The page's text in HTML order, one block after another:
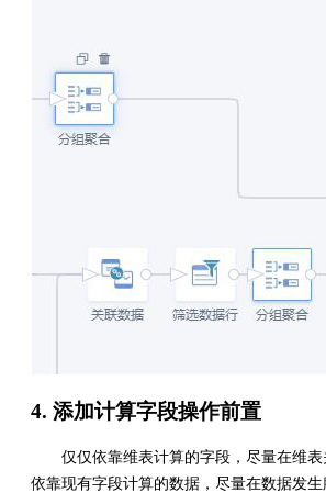
4. 添加计算字段操作前置
仅仅依靠维表计算的字段，尽量在维表
依靠现有字段计算的数据，尽量在数据发生